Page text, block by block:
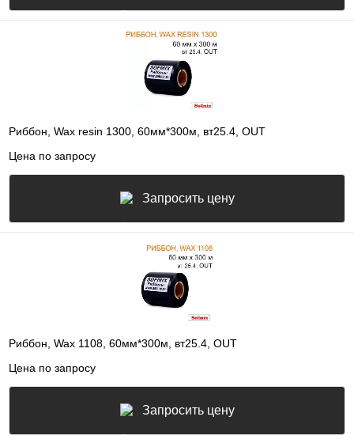
Риббон, Wax resin 1300, 60мм*300м, вт25.4, OUT
Цена по запросу
Запросить цену
Риббон, Wax 1108, 60мм*300м, вт25.4, OUT
Цена по запросу
Запросить цену